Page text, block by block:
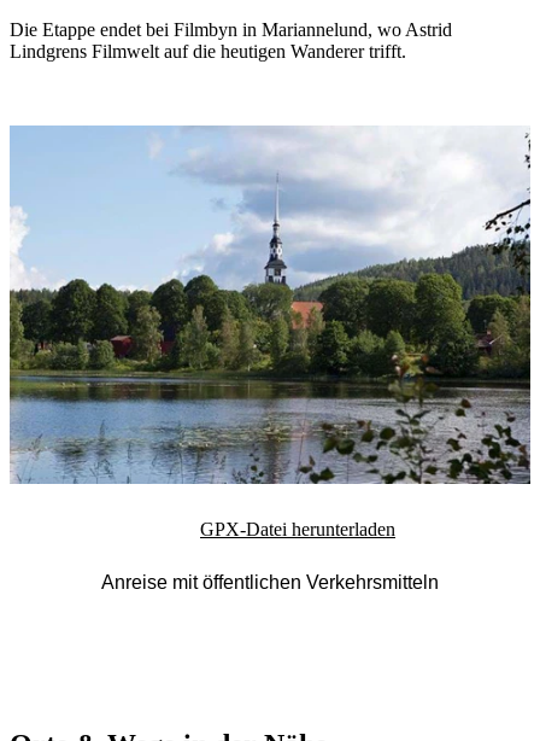
Die Etappe endet bei Filmbyn in Mariannelund, wo Astrid
Lindgrens Filmwelt auf die heutigen Wanderer trifft.
Bildergalerie
GPX-Datei herunterladen
Anreise mit öffentlichen Verkehrsmitteln